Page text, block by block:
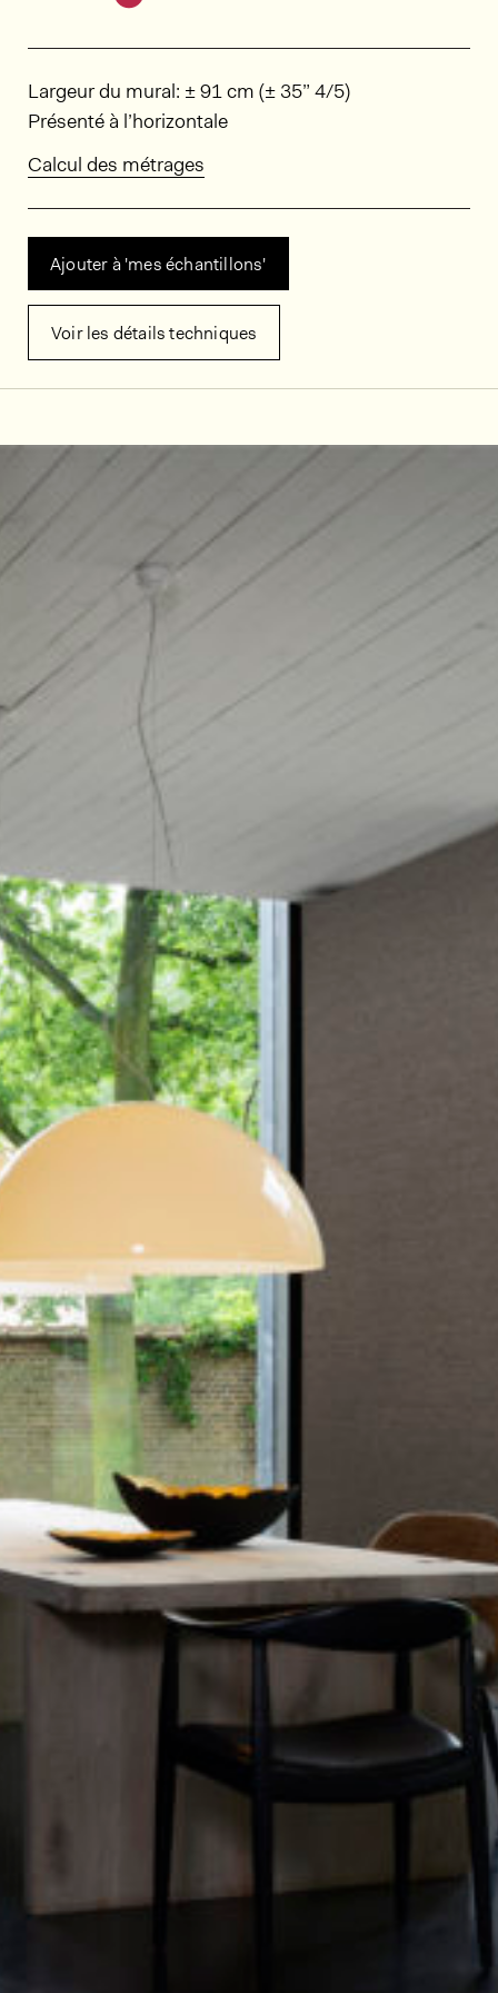
Dimensions
Largeur du mural: ± 91 cm (± 35” 4/5)
Présenté à l’horizontale
Calcul des métrages
Ajouter à 'mes échantillons'
Voir les détails techniques